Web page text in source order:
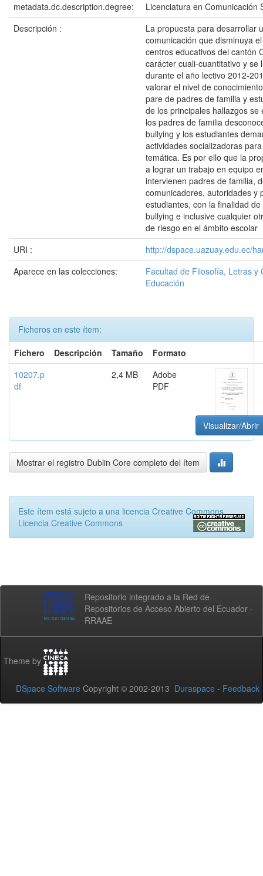
metadata.dc.description.degree:
Licenciatura en Comunicación
Descripción :
La propuesta para desarrollar
comunicación que disminuya
centros educativos del cantón
carácter cuali-cuantitativo y se
durante el año lectivo 2012-
valorar el nivel de
pare de padres de familia y
de los principales hallazgos se
los padres de familia
bullying y los estudiantes
actividades socializadoras
temática. Es por ello que la
a lograr un trabajo en equipo
intervienen padres de familia,
comunicadores, autoridades y
estudiantes, con la finalidad
bullying e inclusive cualquier
de riesgo en el ámbito escolar
URI :
http://dspace.uazuay.edu.ec/
Aparece en las colecciones:
Facultad de Filosofía, Letras y
Educación
Ficheros en este ítem:
Fichero
Descripción Tamaño
Formato
10207.p
df
2,4 MB
Adobe
PDF
Visualizar/Abrir
Mostrar el registro Dublin Core completo del ítem
Este ítem está sujeto a una licencia Creative Commons
Licencia Creative Commons
Repositorio integrado a la Red de
Repositorios de Acceso Abierto del Ecuador -
RRAAE
Theme by
DSpace Software Copyright © 2002-2013 Duraspace - Feedback